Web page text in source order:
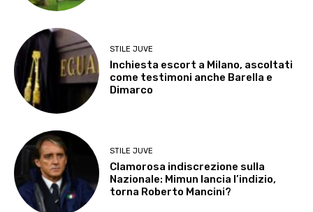
STILE JUVE
Inchiesta escort a Milano, ascoltati
come testimoni anche Barella e
Dimarco
STILE JUVE
Clamorosa indiscrezione sulla
Nazionale: Mimun lancia l’indizio,
torna Roberto Mancini?